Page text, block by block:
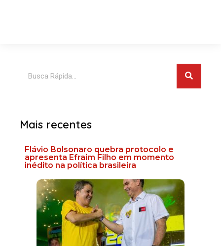
Mais recentes
Flávio Bolsonaro quebra protocolo e
apresenta Efraim Filho em momento
inédito na política brasileira